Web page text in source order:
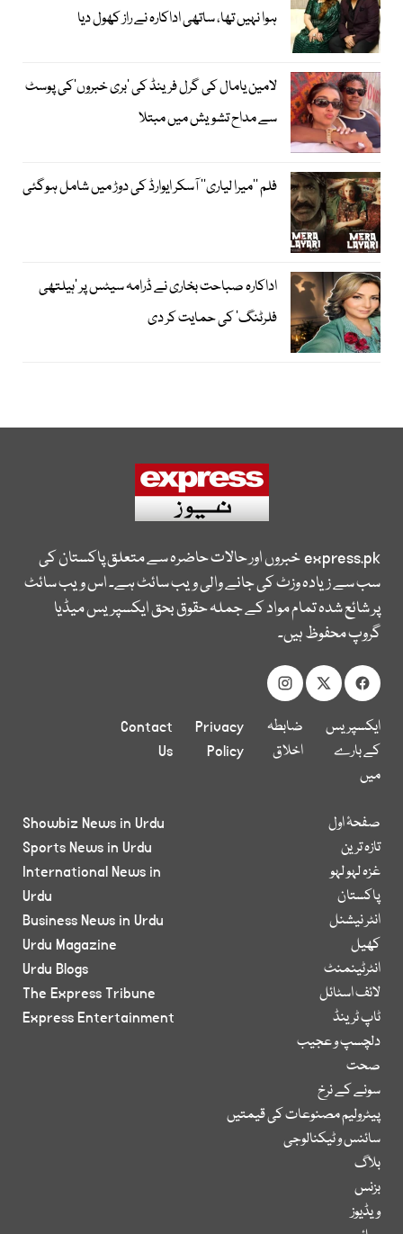
ہوا نہیں تھا، ساتھی اداکارہ نے راز کھول دیا
لامین یامال کی گرل فرینڈ کی ’بری خبروں‘کی پوسٹ
سے مداح تشویش میں مبتلا
فلم ’’میرا لیاری‘‘ آسکر ایوارڈ کی دوڑ میں شامل ہوگئی
اداکارہ صباحت بخاری نے ڈرامہ سیٹس پر ’ہیلتھی
فلرٹنگ‘ کی حمایت کر دی
express.pkخبروں اور حالات حاضرہ سے متعلق پاکستان کی
سب سے زیادہ وزٹ کی جانے والی ویب سائٹ ہے۔ اس ویب سائٹ
پر شائع شدہ تمام مواد کے جملہ حقوق بحق ایکسپریس میڈیا
گروپ محفوظ ہیں۔
ایکسپریس
کے بارے
میں
ضابطہ
اخلاق
Privacy
Policy
Contact
Us
صفحۂ اول
تازہ ترین
غزہ لہو لہو
پاکستان
انٹر نیشنل
کھیل
انٹرٹینمنٹ
لائف اسٹائل
ٹاپ ٹرینڈ
دلچسپ و عجیب
صحت
سونے کے نرخ
پیٹرولیم مصنوعات کی قیمتیں
سائنس و ٹیکنالوجی
بلاگ
بزنس
ویڈیوز
Showbiz News in Urdu
Sports News in Urdu
International News in
Urdu
Business News in Urdu
Urdu Magazine
Urdu Blogs
The Express Tribune
Express Entertainment